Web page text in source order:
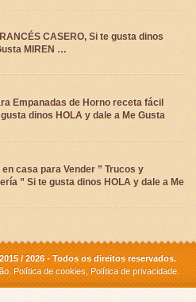
CASERO, Si te gusta dinos
MIREN …
Empanadas de Horno receta fácil
dinos HOLA y dale a Me Gusta
casa para Vender ” Trucos y
” Si te gusta dinos HOLA y dale a Me
/ 2026 - Todos os direitos reservados.
Política de cookies, Política de privacidade.